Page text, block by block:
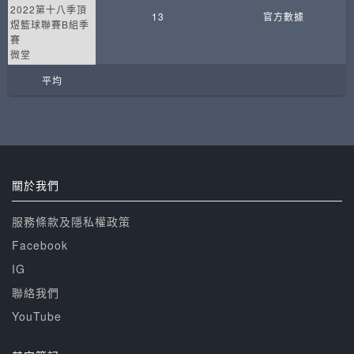
2022第十八季頂
煜籃球聯賽B組季
賽
微堂
13 官方數據
平均
關於我們
服務條款及隱私權政策
Facebook
IG
聯絡我們
YouTube